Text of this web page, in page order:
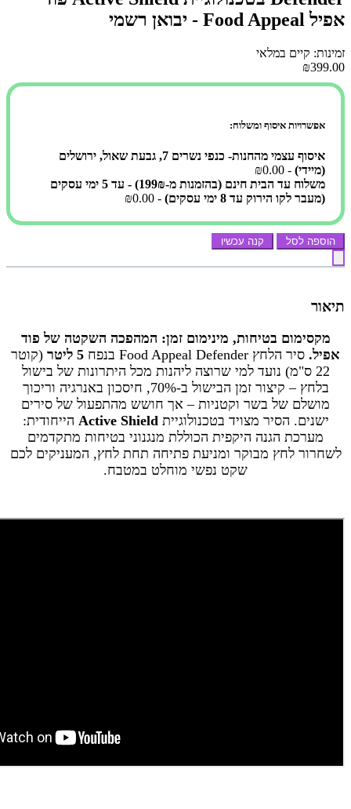
אפיל Food Appeal - יבואן רשמי
זמינות: קיים במלאי
₪399.00
אפשרויות איסוף ומשלוח:
איסוף עצמי מהחנות- כנפי נשרים 7, גבעת שאול, ירושלים
(מיידי) - ₪0.00
משלוח עד הבית חינם (בהזמנות מ-199₪) - עד 5 ימי עסקים
(מעבר לקו הירוק עד 8 ימי עסקים)
- ₪0.00
הוספה לסל קנה עכשיו
תיאור
מקסימום בטיחות, מינימום זמן: המהפכה השקטה של פוד
אפיל. סיר הלחץ Food Appeal Defender בנפח 5 ליטר
(קוטר
22 ס"מ) נועד למי שרוצה ליהנות מכל היתרונות של בישול
בלחץ – קיצור זמן הבישול ב-70%, חיסכון באנרגיה וריכוך
מושלם של בשר וקטניות – אך חושש מהתפעול של סירים
ישנים. הסיר מצויד בטכנולוגיית Active Shield הייחודית:
מערכת הגנה היקפית הכוללת מנגנוני בטיחות מתקדמים
לשחרור לחץ מבוקר ומניעת פתיחה תחת לחץ, המעניקים לכם
שקט נפשי מוחלט במטבח.